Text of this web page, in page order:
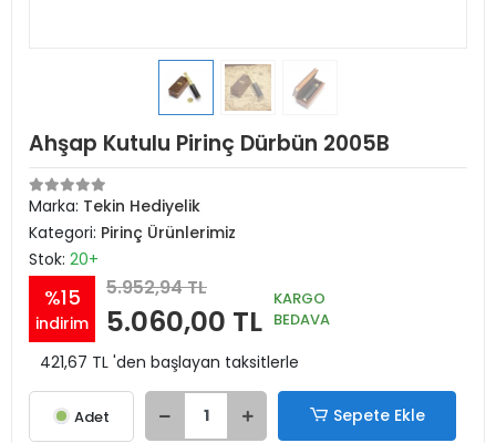
Ahşap Kutulu Pirinç Dürbün 2005B
Marka: Tekin Hediyelik
Kategori: Pirinç Ürünlerimiz
Stok: 20+
%15
indirim
5.952,94 TL
5.060,00 TL
KARGO
BEDAVA
421,67 TL 'den başlayan taksitlerle
Adet Sepete Ekle